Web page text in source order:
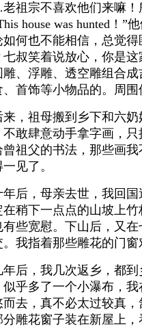
祖宗不喜欢他们来嘛
house was hunted！
如何也不能相信，总觉
七叔笑着说放心，你是
雕、浮雕、透空雕组合
、首饰等小物品的。周
祖母搬到乡下和六奶
不敢肆意动手拿字画，
曾祖父的书法，那些画
见了。
，母亲去世，我回国
在稍下一点点的山坡上
有些宽慰。下山后，又
。我指着那些雕花的门
，我几次返乡，都到
似乎多了一个小瀑布，
而去，真不必太过较真
分雕花窗子装在新屋上